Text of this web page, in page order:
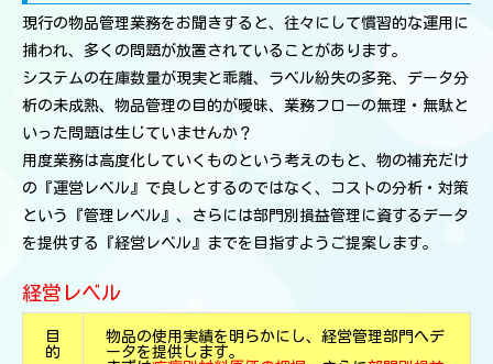
現行の物品管理業務をお聞きすると、往々にして慣習的な運用に
捕われ、多くの問題が放置されていることがあります。
システムの在庫数量が現実と乖離、ラベル紛失の多発、データ分
析の未成熟、物品管理の目的が曖昧、業務フローの無理・無駄と
いった問題は生じていませんか？
用度業務は高度化していくものという考えのもと、物の補充だけ
の『運営レベル』で良しとするのではなく、コストの分析・対策
という『管理レベル』、さらには部門別損益管理に資するデータ
を提供する『経営レベル』までを目指すようご提案します。
経営レベル
目
的
物品の使用実績を明らかにし、経営管理部門へデ
ータを提供します。